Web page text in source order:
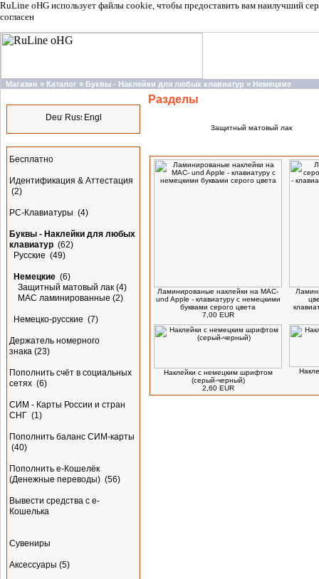
RuLine oHG использует файлы cookie, чтобы предоставить вам наилучший
согласен
Магазин » Каталог » Буквы - Наклейки для любых клавиатур » Немецкие
Бесплатно
Идентификация & Аттестация
(2)
PC-Клавиатуры (4)
Буквы - Наклейки для любых
клавиатур (62)
Русские (49)
Немецкие (6)
Защитный матовый лак (4)
МАС ламинированные (2)
Немецко-русские (7)
Держатель номерного
знака (23)
Пополнить счёт в социальных
сетях (6)
СИМ - Карты России и стран
СНГ (1)
Пополнить баланс СИМ-карты
(40)
Пополнить e-Кошелёк
(Денежные переводы) (56)
Вывести средства с е-
Кошелька
Сувениры
Аксессуары (5)
Разделы
Защитный матовый лак
Ламинированые наклейки на MAC-
und Apple - клавиатуру с немецкими
буквами серого цвета
7,00 EUR
Наклейки с немецким шрифтом
(серый-черный)
2,60 EUR